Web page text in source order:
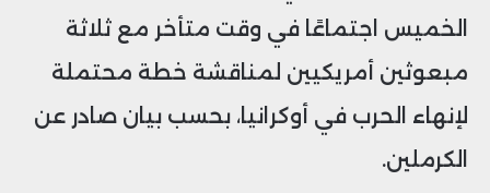
الخميس اجتماعًا في وقت متأخر مع ثلاثة
مبعوثين أمريكيين لمناقشة خطة محتملة
لإنهاء الحرب في أوكرانيا، بحسب بيان صادر عن
الكرملين.